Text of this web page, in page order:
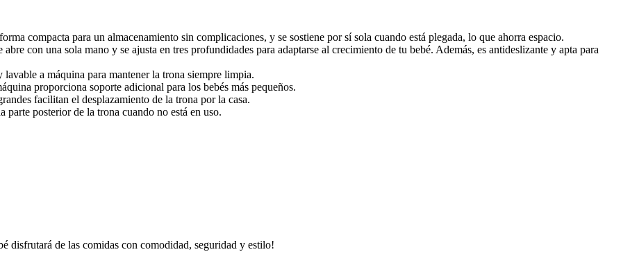
compacta para un almacenamiento sin complicaciones, y se sostiene por sí sola cuando está plegada, lo que ahorra espacio.
abre con una sola mano y se ajusta en tres profundidades para adaptarse al crecimiento de tu bebé. Además, es antideslizante y apta para
a máquina para mantener la trona siempre limpia.
proporciona soporte adicional para los bebés más pequeños.
facilitan el desplazamiento de la trona por la casa.
parte posterior de la trona cuando no está en uso.
disfrutará de las comidas con comodidad, seguridad y estilo!